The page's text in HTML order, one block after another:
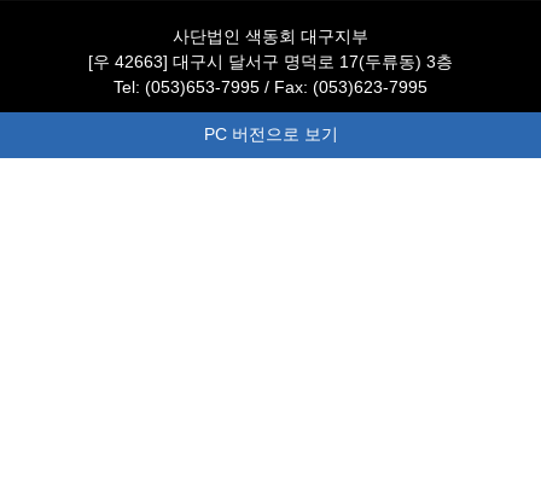
사단법인 색동회 대구지부
[우 42663] 대구시 달서구 명덕로 17(두류동) 3층
Tel: (053)653-7995 / Fax: (053)623-7995
PC 버전으로 보기